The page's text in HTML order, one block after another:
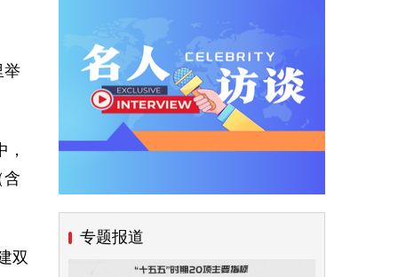
举
含
双
专题报道